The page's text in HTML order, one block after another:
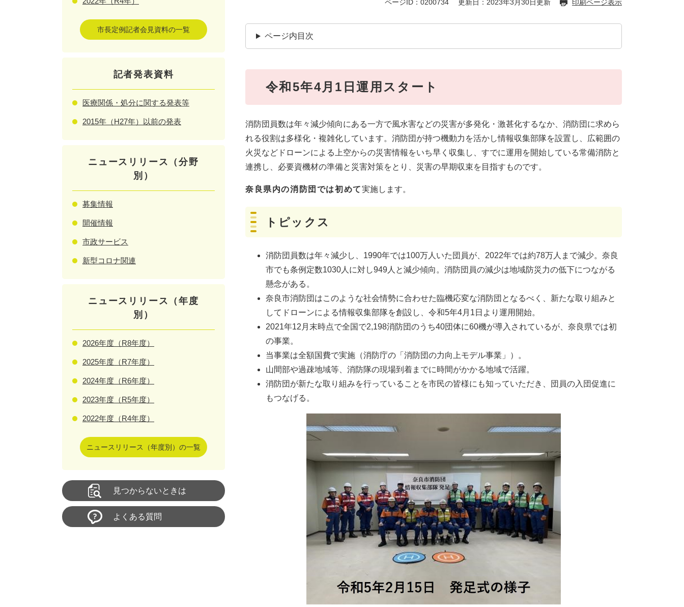
ページID：0200734 更新日：2023年3月30日更新 印刷ページ表示
ページ内目次
令和5年4月1日運用スタート
消防団員数は年々減少傾向にある一方で風水害などの災害が多発化・激甚化するなか、消防団に求めら
れる役割は多様化・複雑化しています。消防団が持つ機動力を活かし情報収集部隊を設置し、広範囲の
火災などドローンによる上空からの災害情報をいち早く収集し、すでに運用を開始している常備消防と
連携し、必要資機材の準備と災害対策をとり、災害の早期収束を目指すものです。
奈良県内の消防団では初めて実施します。
トピックス
消防団員数は年々減少し、1990年では100万人いた団員が、2022年では約78万人まで減少。奈良
市でも条例定数1030人に対し949人と減少傾向。消防団員の減少は地域防災力の低下につながる
懸念がある。
奈良市消防団はこのような社会情勢に合わせた臨機応変な消防団となるべく、新たな取り組みと
してドローンによる情報収集部隊を創設し、令和5年4月1日より運用開始。
2021年12月末時点で全国で2,198消防団のうち40団体に60機が導入されているが、奈良県では初
の事業。
当事業は全額国費で実施（消防庁の「消防団の力向上モデル事業」）。
山間部や過疎地域等、消防隊の現場到着までに時間がかかる地域で活躍。
消防団が新たな取り組みを行っていることを市民の皆様にも知っていただき、団員の入団促進に
もつなげる。
市長定例記者会見資料の一覧
記者発表資料
医療関係・処分に関する発表等
2015年（H27年）以前の発表
ニュースリリース（分野
別）
募集情報
開催情報
市政サービス
新型コロナ関連
ニュースリリース（年度
別）
2026年度（R8年度）
2025年度（R7年度）
2024年度（R6年度）
2023年度（R5年度）
2022年度（R4年度）
ニュースリリース（年度別）の一覧
見つからないときは
よくある質問